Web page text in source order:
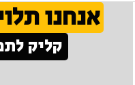
אנחנו
קליק